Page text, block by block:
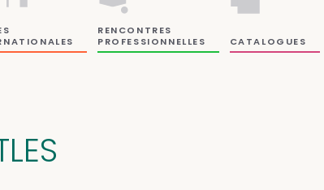
RENCONTRES
PROFESSIONNELLES
CATALOGUES